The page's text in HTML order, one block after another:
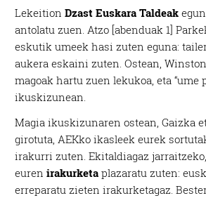
LekeitionDzast Euskara Taldeak
antolatu zuen. Atzo [abenduak 1]
eskutik umeek hasi zuten eguna:
aukera eskaini zuten. Ostean,
magoak hartu zuen lekukoa, eta “ume
ikuskizunean.
Magia ikuskizunaren ostean, Gaizka
girotuta, AEKko ikasleek eurek
irakurri zuten. Ekitaldiagaz
eurenirakurketa plazaratu zuten:
erreparatu zieten irakurketagaz.